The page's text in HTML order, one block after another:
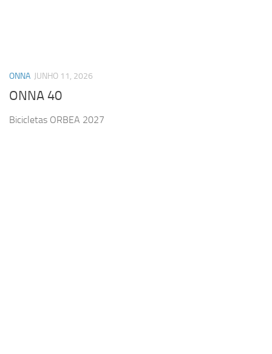
ONNA JUNHO 11, 2026
ONNA 40
Bicicletas ORBEA 2027